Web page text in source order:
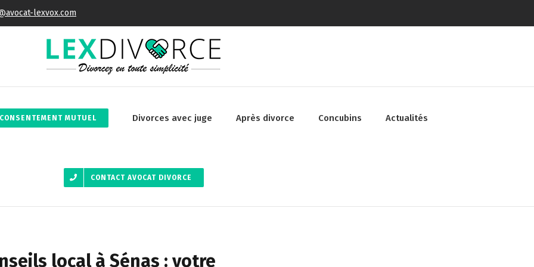
lexvox.com
MUTUEL Divorces avec juge Après divorce Concubins Actualités
CONTACT AVOCAT DIVORCE
local à Sénas : votre